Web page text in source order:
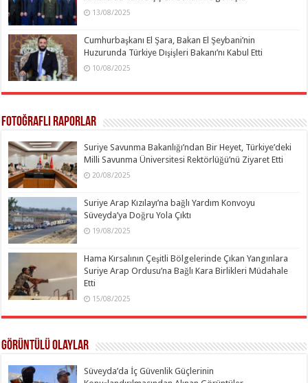
13/08/2025
Cumhurbaşkanı El Şara, Bakan El Şeybani’nin
Huzurunda Türkiye Dışişleri Bakanı’nı Kabul Etti
10/08/2025
Fotoğraflı Raporlar
Suriye Savunma Bakanlığı’ndan Bir Heyet, Türkiye’deki
Milli Savunma Üniversitesi Rektörlüğü’nü Ziyaret Etti
20/08/2025
Suriye Arap Kızılayı’na bağlı Yardım Konvoyu
Süveyda’ya Doğru Yola Çıktı
19/08/2025
Hama Kırsalının Çeşitli Bölgelerinde Çıkan Yangınlara
Suriye Arap Ordusu’na Bağlı Kara Birlikleri Müdahale
Etti
15/08/2025
Görüntülü Olaylar
Süveyda’da İç Güvenlik Güçlerinin